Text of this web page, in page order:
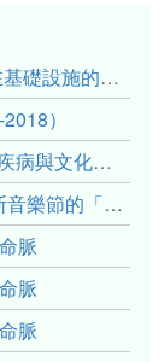
，聆聽人的呼吸
）
徵的轉變舉例
「對話觀察」
脈
脈
脈